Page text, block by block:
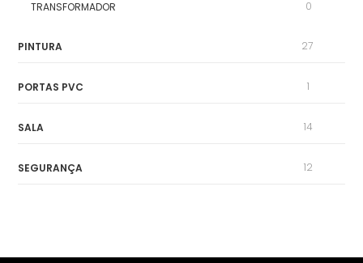
TRANSFORMADOR 0
PINTURA 27
PORTAS PVC 1
SALA 14
SEGURANÇA 12